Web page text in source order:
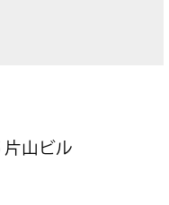
片山ビル